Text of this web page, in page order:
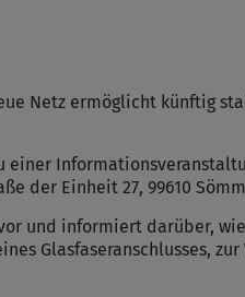
Netz ermöglicht künftig
einer
der Einheit 27, 99610
und informiert darüber,
Glasfaseranschlusses,